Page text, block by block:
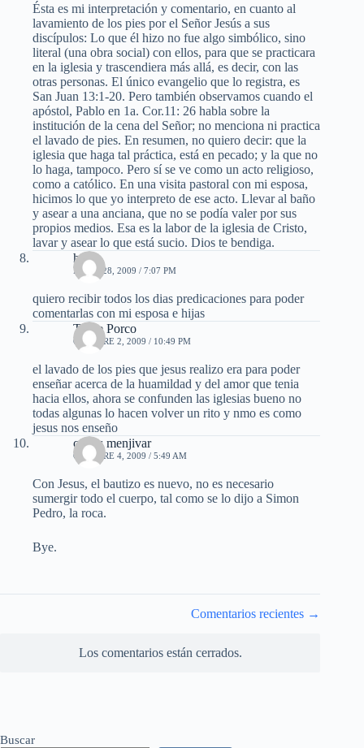
Ésta es mi interpretación y comentario, en cuanto al
lavamiento de los pies por el Señor Jesús a sus
discípulos: Lo que él hizo no fue algo simbólico, sino
literal (una obra social) con ellos, para que se practicara
en la iglesia y trascendiera más allá, es decir, con las
otras personas. El único evangelio que lo registra, es
San Juan 13:1-20. Pero también observamos cuando el
apóstol, Pablo en 1a. Cor.11: 26 habla sobre la
institución de la cena del Señor; no menciona ni practica
el lavado de pies. En resumen, no quiero decir: que la
iglesia que haga tal práctica, está en pecado; y la que no
lo haga, tampoco. Pero sí se ve como un acto religioso,
como a católico. En una visita pastoral con mi esposa,
hicimos lo que yo interpreto de ese acto. Llevar al baño
y asear a una anciana, que no se podía valer por sus
propios medios. Esa es la labor de la iglesia de Cristo,
lavar y asear lo que está sucio. Dios te bendiga.
hugo
MAYO 28, 2009 / 7:07 PM
quiero recibir todos los dias predicaciones para poder
comentarlas con mi esposa e hijas
Trude Porco
OCTUBRE 2, 2009 / 10:49 PM
el lavado de los pies que jesus realizo era para poder
enseñar acerca de la huamildad y del amor que tenia
hacia ellos, ahora se confunden las iglesias bueno no
todas algunas lo hacen volver un rito y nmo es como
jesus nos enseño
carlos menjivar
OCTUBRE 4, 2009 / 5:49 AM
Con Jesus, el bautizo es nuevo, no es necesario
sumergir todo el cuerpo, tal como se lo dijo a Simon
Pedro, la roca.
Bye.
Comentarios recientes →
Los comentarios están cerrados.
Buscar